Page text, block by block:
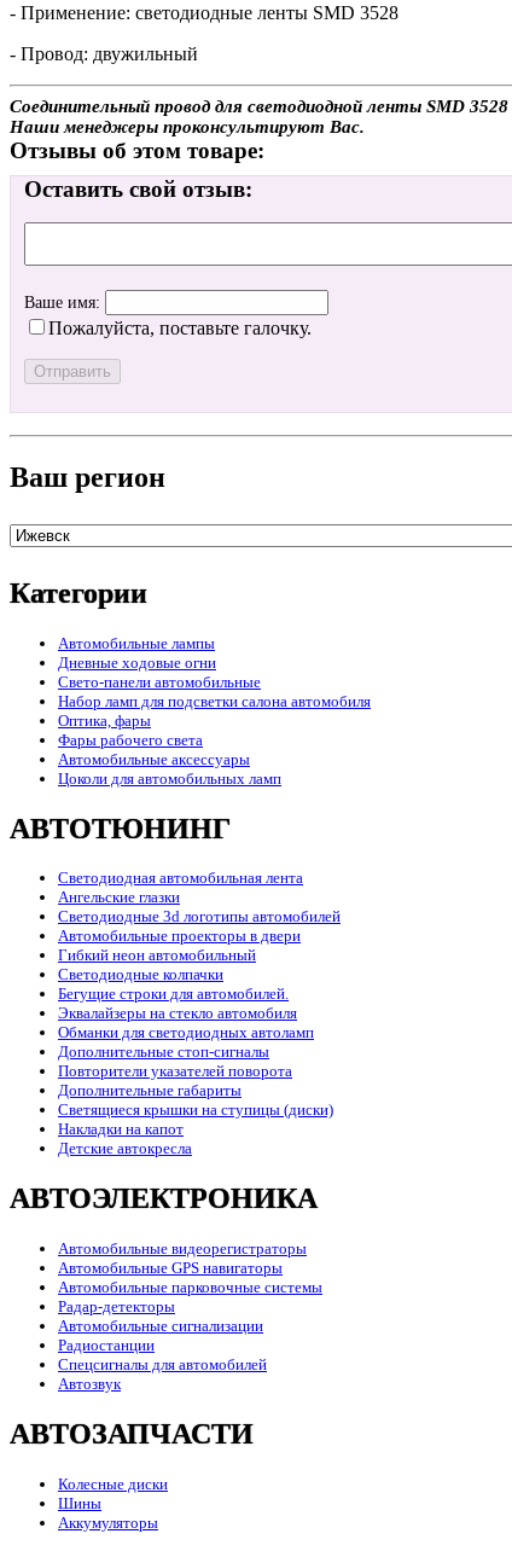
- Применение: светодиодные ленты SMD 3528
- Провод: двужильный
Соединительный провод для светодиодной ленты SMD
Наши менеджеры проконсультируют Вас.
Отзывы об этом товаре:
Оставить свой отзыв:
Ваше имя:
Пожалуйста, поставьте галочку.
Ваш регион
Категории
Автомобильные лампы
Дневные ходовые огни
Свето-панели автомобильные
Набор ламп для подсветки салона автомобиля
Оптика, фары
Фары рабочего света
Автомобильные аксессуары
Цоколи для автомобильных ламп
АВТОТЮНИНГ
Светодиодная автомобильная лента
Ангельские глазки
Светодиодные 3d логотипы автомобилей
Автомобильные проекторы в двери
Гибкий неон автомобильный
Светодиодные колпачки
Бегущие строки для автомобилей.
Эквалайзеры на стекло автомобиля
Обманки для светодиодных автоламп
Дополнительные стоп-сигналы
Повторители указателей поворота
Дополнительные габариты
Светящиеся крышки на ступицы (диски)
Накладки на капот
Детские автокресла
АВТОЭЛЕКТРОНИКА
Автомобильные видеорегистраторы
Автомобильные GPS навигаторы
Автомобильные парковочные системы
Радар-детекторы
Автомобильные сигнализации
Радиостанции
Спецсигналы для автомобилей
Автозвук
АВТОЗАПЧАСТИ
Колесные диски
Шины
Аккумуляторы